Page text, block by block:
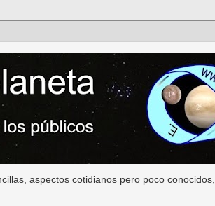
aspectos cotidianos pero poco